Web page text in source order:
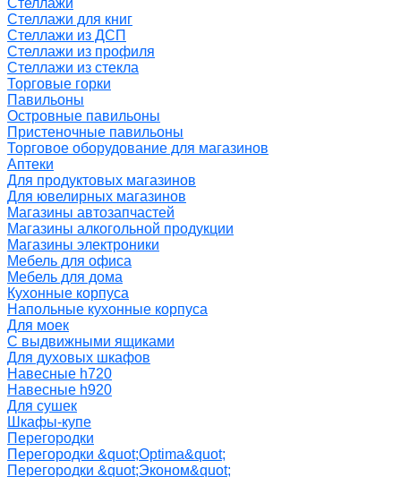
Стеллажи
Стеллажи для книг
Стеллажи из ДСП
Стеллажи из профиля
Стеллажи из стекла
Торговые горки
Павильоны
Островные павильоны
Пристеночные павильоны
Торговое оборудование для магазинов
Аптеки
Для продуктовых магазинов
Для ювелирных магазинов
Магазины автозапчастей
Магазины алкогольной продукции
Магазины электроники
Мебель для офиса
Мебель для дома
Кухонные корпуса
Напольные кухонные корпуса
Для моек
С выдвижными ящиками
Для духовых шкафов
Навесные h720
Навесные h920
Для сушек
Шкафы-купе
Перегородки
Перегородки &quot;Optima&quot;
Перегородки &quot;Эконом&quot;